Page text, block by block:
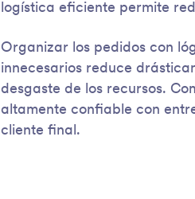
logística eficiente permite
Organizar los pedidos con
innecesarios reduce
desgaste de los recursos.
altamente confiable con
cliente final.